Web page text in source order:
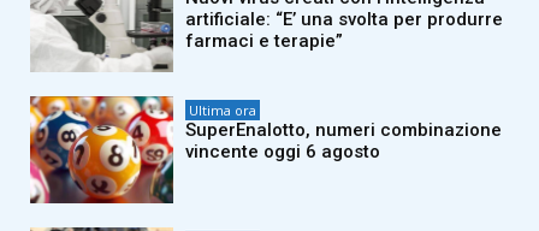
artificiale: “E’ una svolta per produrre
farmaci e terapie”
Ultima ora
SuperEnalotto, numeri combinazione
vincente oggi 6 agosto